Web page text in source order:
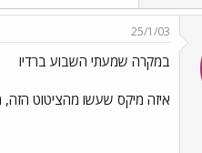
25/1/03
במקרה שמעתי השבוע ברדיו
איזה מיקס שעשו מהציטוט הזה,